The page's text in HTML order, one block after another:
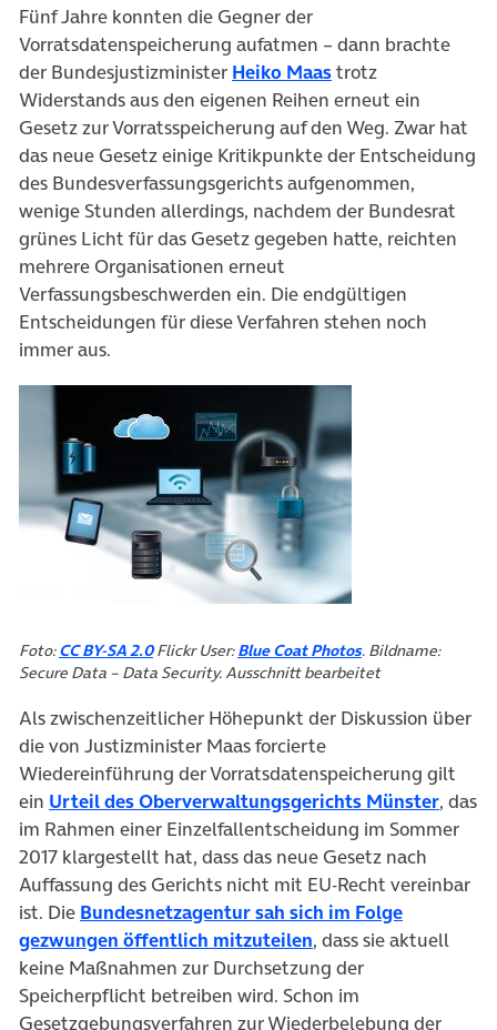
Fünf Jahre konnten die Gegner der
Vorratsdatenspeicherung aufatmen – dann brachte
der Bundesjustizminister Heiko Maas(öffnet in neuem
trotz
Widerstands aus den eigenen Reihen erneut ein
Gesetz zur Vorratsspeicherung auf den Weg. Zwar hat
das neue Gesetz einige Kritikpunkte der Entscheidung
des Bundesverfassungsgerichts aufgenommen,
wenige Stunden allerdings, nachdem der Bundesrat
grünes Licht für das Gesetz gegeben hatte, reichten
mehrere Organisationen erneut
Verfassungsbeschwerden ein. Die endgültigen
Entscheidungen für diese Verfahren stehen noch
immer aus.
Foto:CC BY-SA 2.0(öffnet in neuem Tab)
Flickr User:Blue Coat Photos(öffnet in neuem
. Bildname:
Secure Data – Data Security. Ausschnitt bearbeitet
Als zwischenzeitlicher Höhepunkt der Diskussion über
die von Justizminister Maas forcierte
Wiedereinführung der Vorratsdatenspeicherung gilt
ein Urteil des Oberverwaltungsgerichts Münster, das
im Rahmen einer Einzelfallentscheidung im Sommer
2017 klargestellt hat, dass das neue Gesetz nach
Auffassung des Gerichts nicht mit EU-Recht vereinbar
ist. Die Bundesnetzagentur sah sich im Folge
gezwungen öffentlich mitzuteilen(öffnet in neuem Tab)
, dass sie aktuell
keine Maßnahmen zur Durchsetzung der
Speicherpflicht betreiben wird. Schon im
Gesetzgebungsverfahren zur Wiederbelebung der